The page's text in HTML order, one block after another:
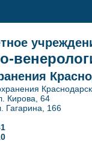
Кирова, 64
166